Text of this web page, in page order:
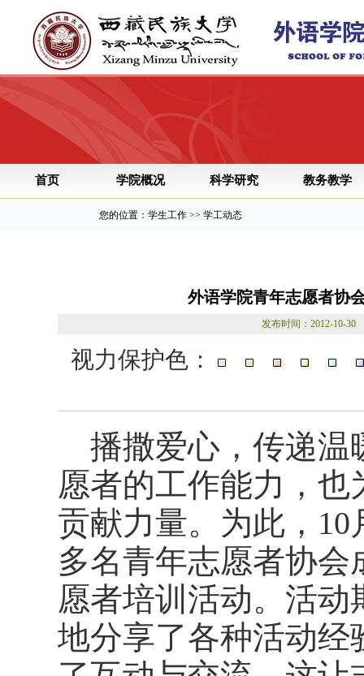
首页 学院概况 科学研究 教务教学
您的位置：学生工作 >> 学工动态
外语学院青年志愿者协
发布时间：2012-10-
视力保护色：
播撒爱心，传递温
愿者的工作能力，
贡献力量。为此， 10
多名青年志愿者协
愿者培训活动。活
地分享了各种活动经